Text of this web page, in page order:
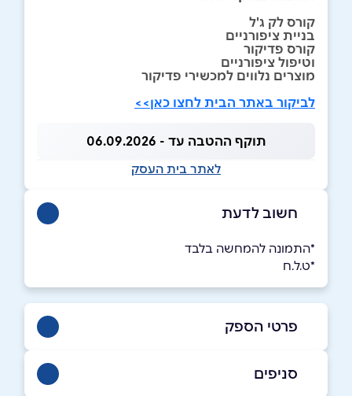
קורס לק ג'ל
בניית ציפורניים
קורס פדיקור
וטיפול ציפורניים
מוצרים נלווים למכשירי פדיקור
לביקור באתר הבית לחצו כאן>>
תוקף ההטבה עד - 06.09.2026
לאתר בית העסק
חשוב לדעת
*התמונה להמחשה בלבד
*ט.ל.ח
פרטי הספק
052-6981101
סניפים